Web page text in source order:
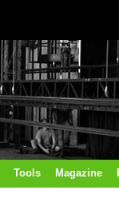
Tools Magazine